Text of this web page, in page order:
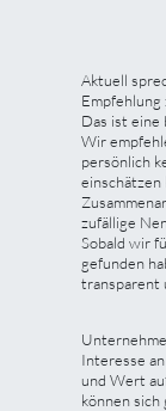
Aktuell
Empfehlung
Das ist eine
Wir
persönlich
einschätzen
zufällige
Sobald wir
gefunden
transparent
Interesse
und Wert
können sich